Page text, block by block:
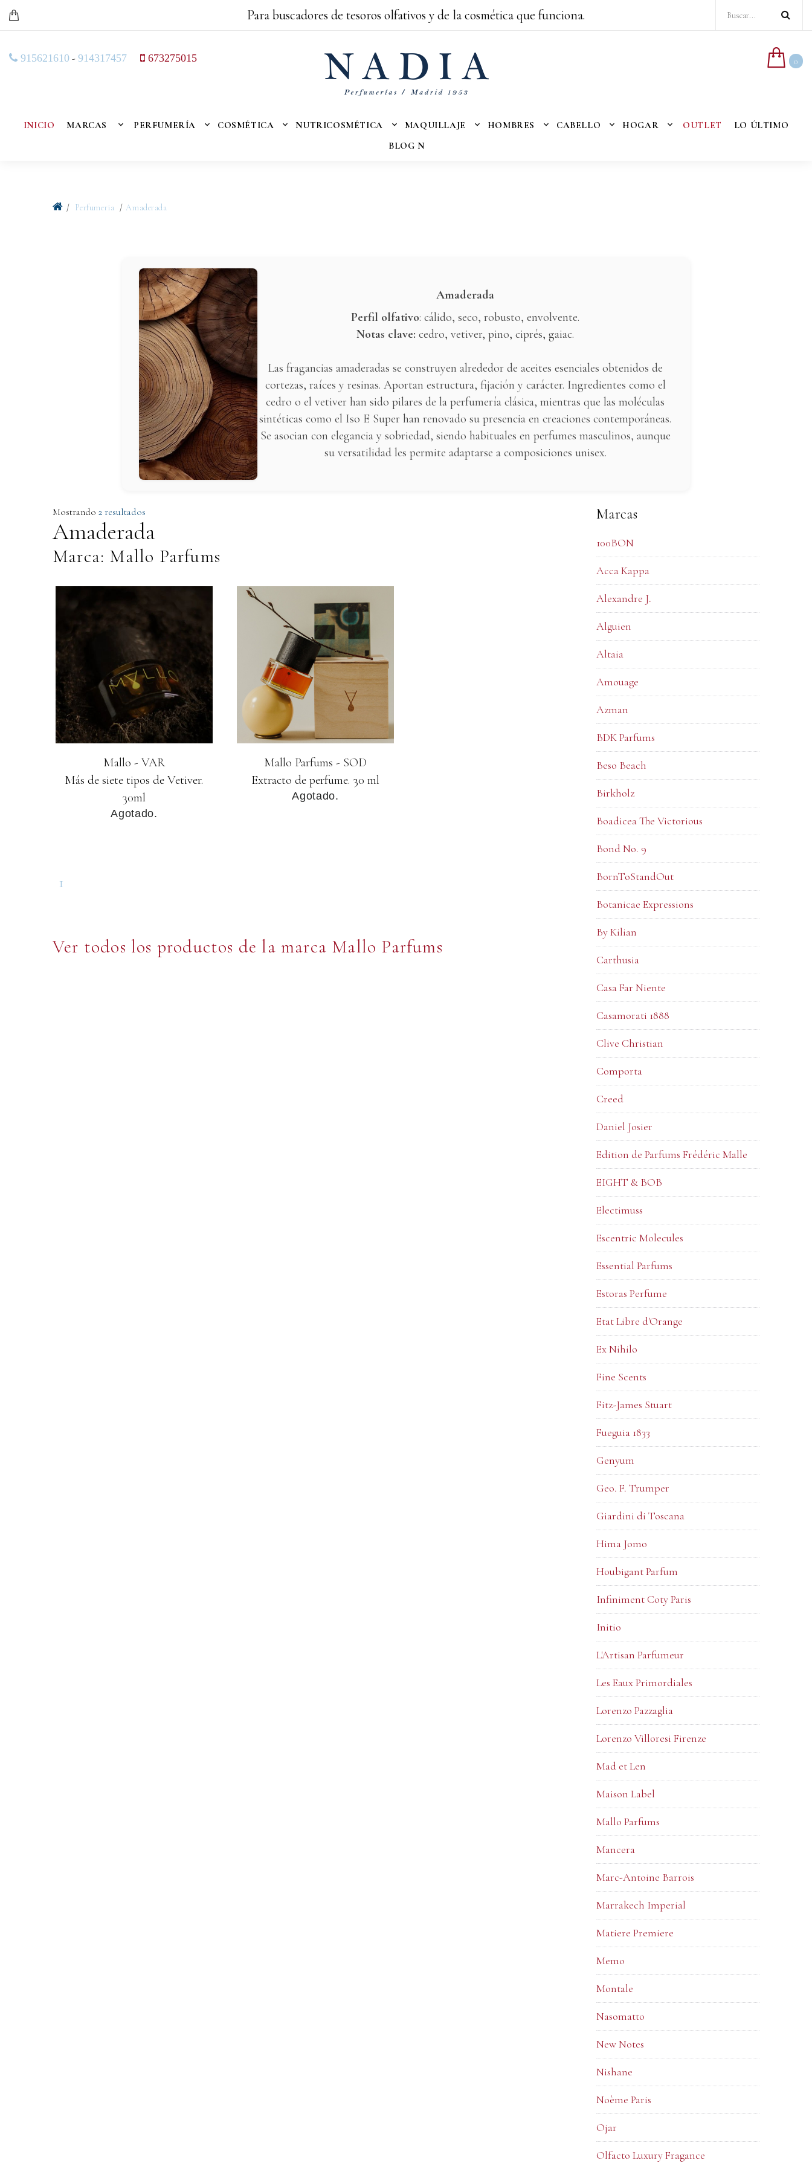
Para buscadores de tesoros olfativos y de la cosmética que funciona.
915621610 - 914317457 673275015 0
INICIO MARCAS PERFUMERÍA COSMÉTICA NUTRICOSMÉTICA MAQUILLAJE HOMBRES CABELLO HOGAR OUTLET
LO ÚLTIMO
BLOG N
Perfumeria Amaderada
Amaderada
Perfil olfativo: cálido, seco, robusto, envolvente.
Notas clave: cedro, vetiver, pino, ciprés, gaiac.
Las fragancias amaderadas se construyen alrededor de aceites esenciales obtenidos de
cortezas, raíces y resinas. Aportan estructura, fijación y carácter. Ingredientes como el
cedro o el vetiver han sido pilares de la perfumería clásica, mientras que las moléculas
sintéticas como el Iso E Super han renovado su presencia en creaciones contemporáneas.
Se asocian con elegancia y sobriedad, siendo habituales en perfumes masculinos, aunque
su versatilidad les permite adaptarse a composiciones unisex.
Mostrando 2 resultados
Amaderada
Marca: Mallo Parfums
Mallo - VAR
Más de siete tipos de Vetiver.
30ml
Agotado.
Mallo Parfums - SOD
Extracto de perfume. 30 ml
Agotado.
1
Ver todos los productos de la marca Mallo Parfums
Marcas
100BON
Acca Kappa
Alexandre J.
Alguien
Altaia
Amouage
Azman
BDK Parfums
Beso Beach
Birkholz
Boadicea The Victorious
Bond No. 9
BornToStandOut
Botanicae Expressions
By Kilian
Carthusia
Casa Far Niente
Casamorati 1888
Clive Christian
Comporta
Creed
Daniel Josier
Edition de Parfums Frédéric Malle
EIGHT & BOB
Electimuss
Escentric Molecules
Essential Parfums
Estoras Perfume
Etat Libre d'Orange
Ex Nihilo
Fine Scents
Fitz-James Stuart
Fueguia 1833
Genyum
Geo. F. Trumper
Giardini di Toscana
Hima Jomo
Houbigant Parfum
Infiniment Coty Paris
Initio
L'Artisan Parfumeur
Les Eaux Primordiales
Lorenzo Pazzaglia
Lorenzo Villoresi Firenze
Mad et Len
Maison Label
Mallo Parfums
Mancera
Marc-Antoine Barrois
Marrakech Imperial
Matiere Premiere
Memo
Montale
Nasomatto
New Notes
Nishane
Noème Paris
Ojar
Olfacto Luxury Fragance